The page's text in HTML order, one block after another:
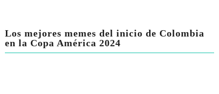
Los mejores memes del inicio de Colombia
en la Copa América 2024